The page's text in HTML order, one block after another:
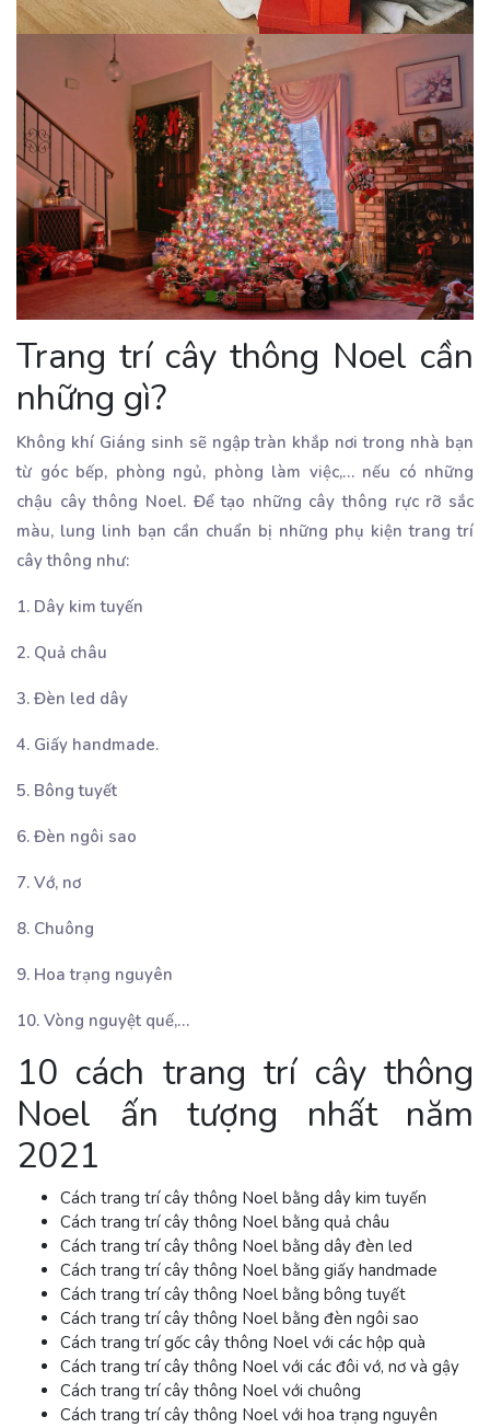
Trang trí cây thông Noel cần
những gì?
Không khí Giáng sinh sẽ ngập tràn khắp nơi trong nhà bạn
từ góc bếp, phòng ngủ, phòng làm việc,… nếu có những
chậu cây thông Noel. Để tạo những cây thông rực rỡ sắc
màu, lung linh bạn cần chuẩn bị những phụ kiện trang trí
cây thông như:
1. Dây kim tuyến
2. Quả châu
3. Đèn led dây
4. Giấy handmade.
5. Bông tuyết
6. Đèn ngôi sao
7. Vớ, nơ
8. Chuông
9. Hoa trạng nguyên
10. Vòng nguyệt quế,…
10 cách trang trí cây thông
Noel ấn tượng nhất năm
2021
Cách trang trí cây thông Noel bằng dây kim tuyến
Cách trang trí cây thông Noel bằng quả châu
Cách trang trí cây thông Noel bằng dây đèn led
Cách trang trí cây thông Noel bằng giấy handmade
Cách trang trí cây thông Noel bằng bông tuyết
Cách trang trí cây thông Noel bằng đèn ngôi sao
Cách trang trí gốc cây thông Noel với các hộp quà
Cách trang trí cây thông Noel với các đôi vớ, nơ và gậy
Cách trang trí cây thông Noel với chuông
Cách trang trí cây thông Noel với hoa trạng nguyên